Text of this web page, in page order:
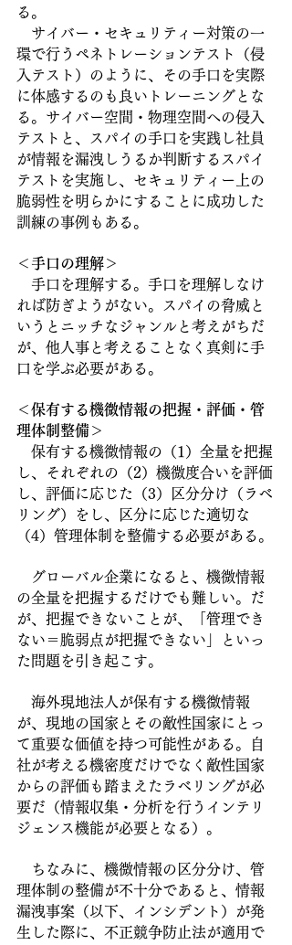
る。
サイバー・セキュリティー対策の一
環で行うペネトレーションテスト（侵
入テスト）のように、その手口を実際
に体感するのも良いトレーニングとな
る。サイバー空間・物理空間への侵入
テストと、スパイの手口を実践し社員
が情報を漏洩しうるか判断するスパイ
テストを実施し、セキュリティー上の
脆弱性を明らかにすることに成功した
訓練の事例もある。
＜手口の理解＞
手口を理解する。手口を理解しなけ
れば防ぎようがない。スパイの脅威と
いうとニッチなジャンルと考えがちだ
が、他人事と考えることなく真剣に手
口を学ぶ必要がある。
＜保有する機微情報の把握・評価・管
理体制整備＞
保有する機微情報の（1）全量を把握
し、それぞれの（2）機微度合いを評価
し、評価に応じた（3）区分分け（ラベ
リング）をし、区分に応じた適切な
（4）管理体制を整備する必要がある。
グローバル企業になると、機微情報
の全量を把握するだけでも難しい。だ
が、把握できないことが、「管理でき
ない＝脆弱点が把握できない」といっ
た問題を引き起こす。
海外現地法人が保有する機微情報
が、現地の国家とその敵性国家にとっ
て重要な価値を持つ可能性がある。自
社が考える機密度だけでなく敵性国家
からの評価も踏まえたラベリングが必
要だ（情報収集・分析を行うインテリ
ジェンス機能が必要となる）。
ちなみに、機微情報の区分分け、管
理体制の整備が不十分であると、情報
漏洩事案（以下、インシデント）が発
生した際に、不正競争防止法が適用で